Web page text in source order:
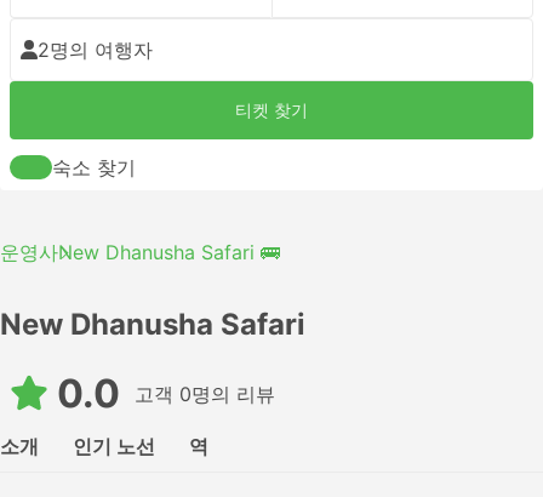
2명의 여행자
티켓 찾기
숙소 찾기
운영사New Dhanusha Safari 🚌
New Dhanusha Safari
0.0 고객 0명의 리뷰
소개 인기 노선 역